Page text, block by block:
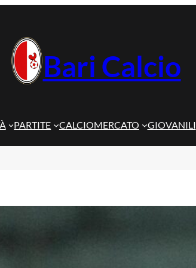
Bari Calcio
PARTITE CALCIOMERCATO GIOVANILI